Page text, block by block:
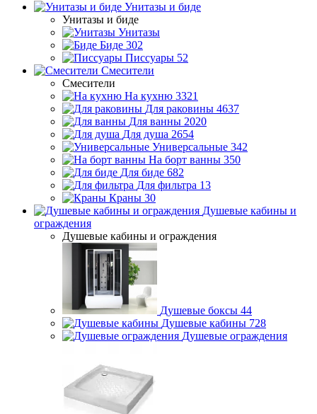
Унитазы и биде
Унитазы и биде
Унитазы
Биде 302
Писсуары 52
Смесители
Смесители
На кухню 3321
Для раковины 4637
Для ванны 2020
Для душа 2654
Универсальные 342
На борт ванны 350
Для биде 682
Для фильтра 13
Краны 30
Душевые кабины и
ограждения
Душевые кабины и ограждения
Душевые боксы 44
Душевые кабины 728
Душевые ограждения